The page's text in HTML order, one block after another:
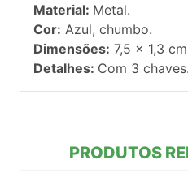
Material: Metal.
Cor: Azul, chumbo.
Dimensões: 7,5 x 1,3
Detalhes: Com 3 chaves.
PRODUTOS